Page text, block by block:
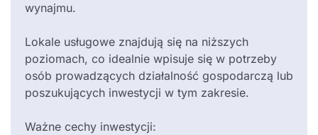
wynajmu.
Lokale usługowe znajdują się na niższych
poziomach, co idealnie wpisuje się w potrzeby
osób prowadzących działalność gospodarczą lub
poszukujących inwestycji w tym zakresie.
Ważne cechy inwestycji: